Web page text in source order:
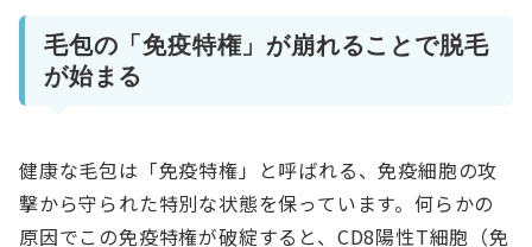
毛包の「免疫特権」が崩れることで脱毛
が始まる
健康な毛包は「免疫特権」と呼ばれる、免疫細胞の攻
撃から守られた特別な状態を保っています。何らかの
原因でこの免疫特権が破綻すると、CD8陽性T細胞（免